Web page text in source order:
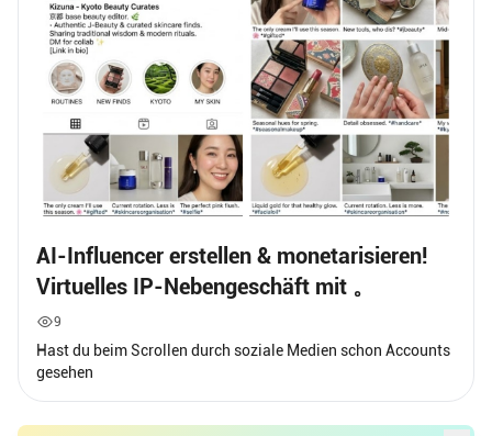
AI-Influencer erstellen & monetarisieren!
Virtuelles IP-Nebengeschäft mit 。
9
Hast du beim Scrollen durch soziale Medien schon Accounts
gesehen